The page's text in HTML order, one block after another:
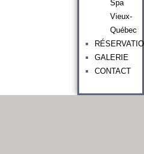
Spa
Vieux-
Québec
GALERIE
CONTACT